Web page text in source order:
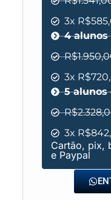
3x
4 alunos
3x
5 alunos
3x
Cartão, pix,
e Paypal